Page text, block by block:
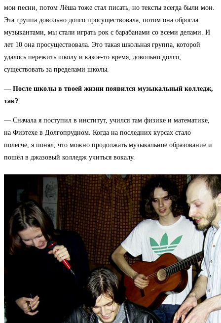
мои песни, потом Лёша тоже стал писать, но тексты всегда были мои.
Эта группа довольно долго просуществовала, потом она обросла
музыкантами, мы стали играть рок с барабанами со всеми делами. И
лет 10 она просуществовала. Это такая школьная группа, которой
удалось пережить школу и какое-то время, довольно долго,
существовать за пределами школы.
— После школы в твоей жизни появился музыкальный колледж,
так?
— Сначала я поступил в институт, учился там физике и математике,
на Физтехе в Долгопрудном. Когда на последних курсах стало
полегче, я понял, что можно продолжать музыкальное образование и
пошёл в джазовый колледж учиться вокалу.